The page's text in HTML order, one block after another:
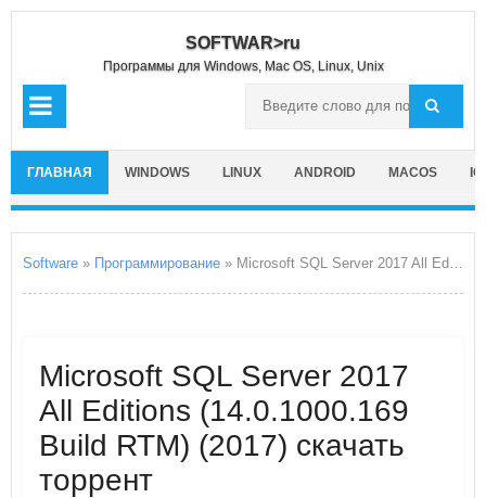
SOFTWAR>ru
Программы для Windows, Mac OS, Linux, Unix
ГЛАВНАЯ WINDOWS LINUX ANDROID MACOS
Software » Программирование » Microsoft SQL Server 2017 All Editions
Microsoft SQL Server 2017
All Editions (14.0.1000.169
Build RTM) (2017) скачать
торрент